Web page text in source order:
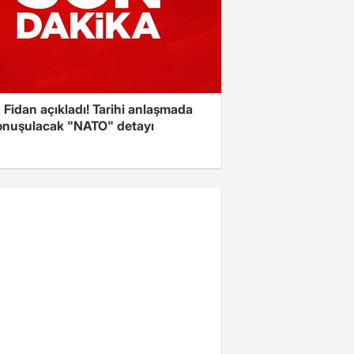
açıkladı! Tarihi anlaşmada
"NATO" detayı